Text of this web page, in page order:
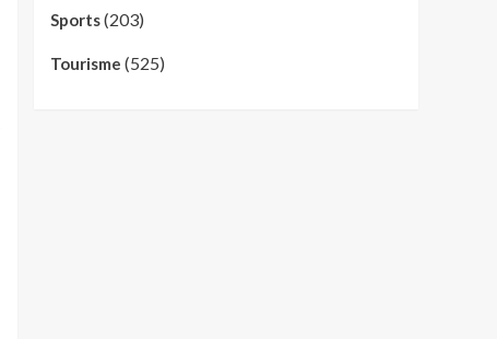
Sports(203)
Tourisme (525)